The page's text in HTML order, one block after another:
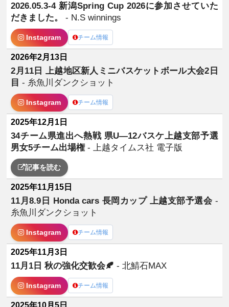
2026.05.3-4 新潟Spring Cup 2026に参加させていた
だきました。- N.S winnings
Instagram チーム情報
2026年2月13日
2月11日 上越地区新人ミニバスケットボール大会2日
目- 糸魚川ダンクショット
Instagram チーム情報
2025年12月1日
34チーム県進出へ熱戦 県U―12バスケ上越支部予選
男女5チーム出場権- 上越タイムス社 電子版
記事を読む
2025年11月15日
11月8.9日 Honda cars 長岡カップ 上越支部予選会 -
糸魚川ダンクショット
Instagram チーム情報
2025年11月3日
11月1日 秋の強化交歓会🍂- 北鯖石MAX
Instagram チーム情報
2025年10月5日